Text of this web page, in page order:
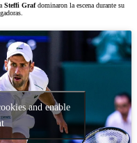
Steffi Grafdominaron la escena durante su
and enable